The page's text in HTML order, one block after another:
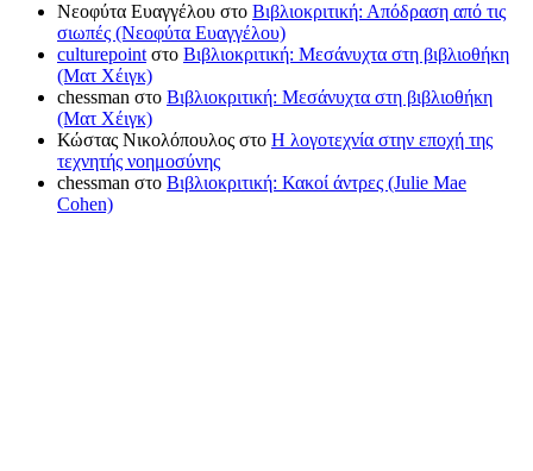
Νεοφύτα Ευαγγέλου στο Βιβλιοκριτική: Απόδραση από τις
σιωπές (Νεοφύτα Ευαγγέλου)
culturepointστο Βιβλιοκριτική: Μεσάνυχτα στη βιβλιοθήκη
(Ματ Χέιγκ)
chessman στο Βιβλιοκριτική: Μεσάνυχτα στη βιβλιοθήκη
(Ματ Χέιγκ)
Κώστας Νικολόπουλος στο Η λογοτεχνία στην εποχή της
τεχνητής νοημοσύνης
chessman στο Βιβλιοκριτική: Κακοί άντρες (Julie Mae
Cohen)